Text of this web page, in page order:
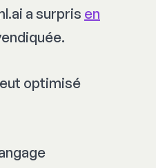
a surpris en
optimisé